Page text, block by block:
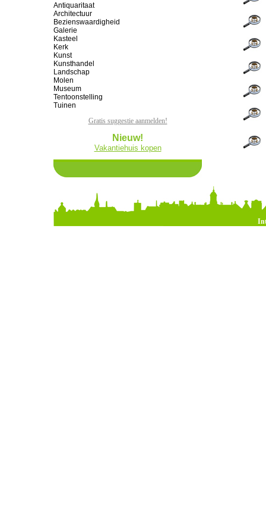
Antiquaritaat
Architectuur
Bezienswaardigheid
Galerie
Kasteel
Kerk
Kunst
Kunsthandel
Landschap
Molen
Museum
Tentoonstelling
Tuinen
Gratis suggestie aanmelden!
Nieuw!
Vakantiehuis kopen